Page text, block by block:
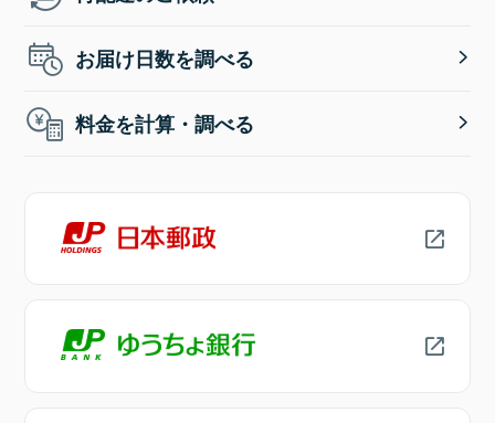
お届け日数を調べる
料金を計算・調べる